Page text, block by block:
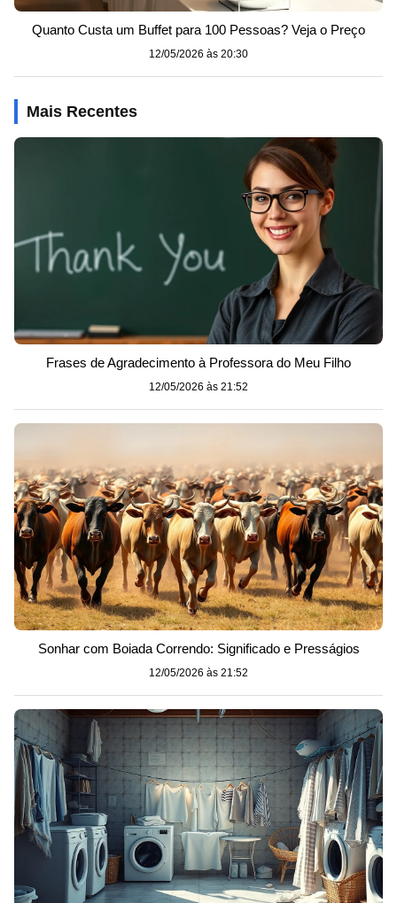
Quanto Custa um Buffet para 100 Pessoas? Veja o Preço
12/05/2026 às 20:30
Mais Recentes
Frases de Agradecimento à Professora do Meu Filho
12/05/2026 às 21:52
Sonhar com Boiada Correndo: Significado e Presságios
12/05/2026 às 21:52